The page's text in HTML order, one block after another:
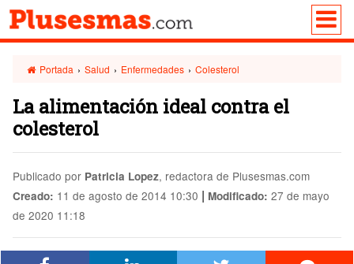
Portada › Salud › Enfermedades › Colesterol
La alimentación ideal contra el
colesterol
Publicado por Patricia Lopez, redactora de Plusesmas.com
Creado: 11 de agosto de 2014 10:30 | Modificado: 27 de mayo
de 2020 11:18